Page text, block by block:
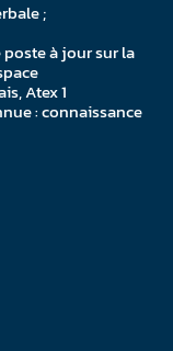
;
à jour sur la
Atex 1
: connaissance